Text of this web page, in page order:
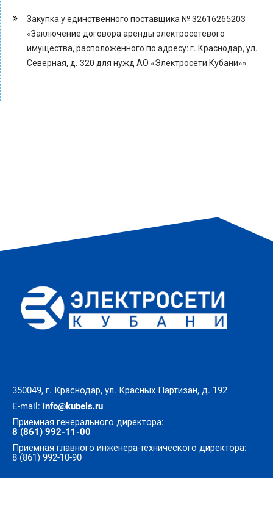
Закупка у единственного поставщика № 32616265203
«Заключение договора аренды электросетевого
имущества, расположенного по адресу: г. Краснодар, ул.
Северная, д. 320 для нужд АО «Электросети Кубани»»
350049, г. Краснодар, ул. Красных Партизан, д. 192
E-mail: info@kubels.ru
Приемная генерального директора:
8 (861) 992-11-00
Приемная главного инженера-технического директора:
8 (861) 992-10-90